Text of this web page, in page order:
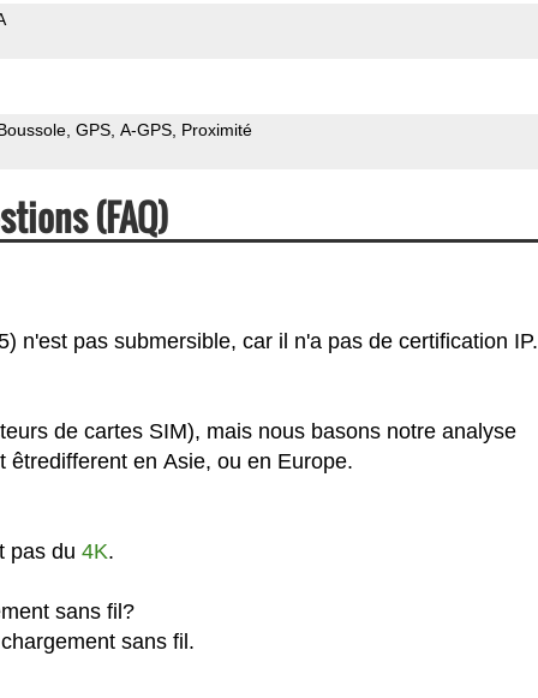
GPS A-GPS Proximité
(FAQ)
n'est pas submersible, car il n'a pas de certification IP.
de cartes SIM), mais nous basons notre analyse
en Asie, ou en Europe.
pas du 4K.
sans fil?
sans fil.